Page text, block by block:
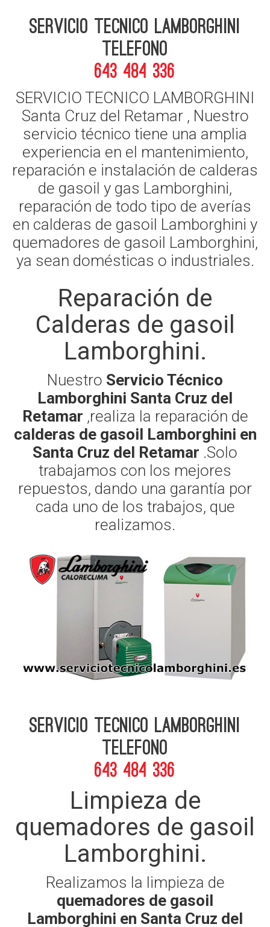
Servicio Tecnico Lamborghini
telefono
643 484 336
SERVICIO TECNICO LAMBORGHINI
Santa Cruz del Retamar , Nuestro
servicio técnico tiene una amplia
experiencia en el mantenimiento,
reparación e instalación de calderas
de gasoil y gas Lamborghini,
reparación de todo tipo de averías
en calderas de gasoil Lamborghini y
quemadores de gasoil Lamborghini,
ya sean domésticas o industriales.
Reparación de
Calderas de gasoil
Lamborghini.
Nuestro Servicio Técnico
Lamborghini Santa Cruz del
Retamar ,realiza la reparación de
calderas de gasoil Lamborghini en
Santa Cruz del Retamar .Solo
trabajamos con los mejores
repuestos, dando una garantía por
cada uno de los trabajos, que
realizamos.
Servicio Tecnico Lamborghini
telefono
643 484 336
Limpieza de
quemadores de gasoil
Lamborghini.
Realizamos la limpieza de
quemadores de gasoil
Lamborghini en Santa Cruz del